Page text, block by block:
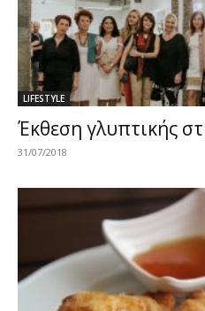
LIFESTYLE
Έκθεση γλυπτικής
31/07/2018